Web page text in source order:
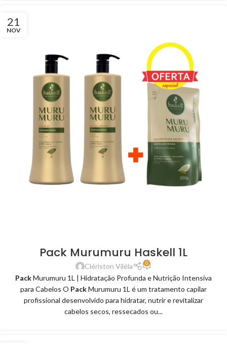
21
NOV
Pack Murumuru Haskell 1L
Clériston Viléla 0
PackMurumuru 1L | Hidratação Profunda e Nutrição Intensiva
para Cabelos O PackMurumuru 1L é um tratamento capilar
profissional desenvolvido para hidratar, nutrir e revitalizar
cabelos secos, ressecados ou...